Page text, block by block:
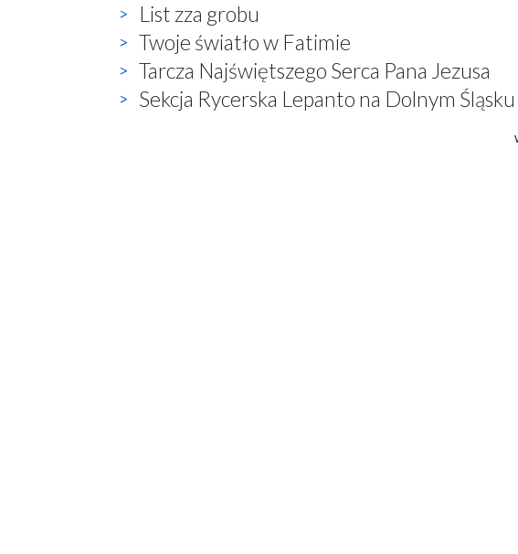
List zza grobu
Twoje światło w Fatimie
Tarcza Najświętszego Serca Pana Jezusa
Sekcja Rycerska Lepanto na Dolnym Śląsku